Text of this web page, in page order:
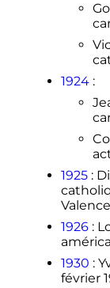
1924 :
1925 :
1926 :
1930 :
février